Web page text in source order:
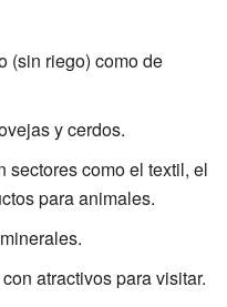
(sin riego) como de
y cerdos.
sectores como el textil, el
para animales.
atractivos para visitar.